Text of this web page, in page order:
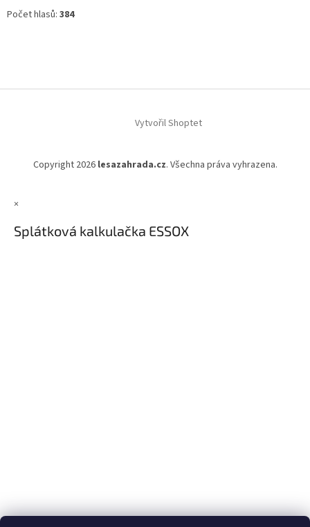
Počet hlasů: 384
Vytvořil Shoptet
Copyright 2026 lesazahrada.cz. Všechna práva vyhrazena.
×
Splátková kalkulačka ESSOX